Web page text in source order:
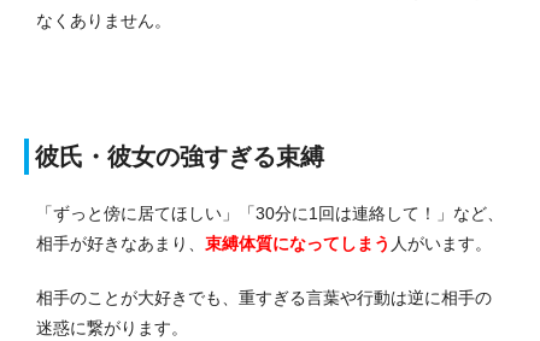
なくありません。
彼氏・彼女の強すぎる束縛
「ずっと傍に居てほしい」「30分に1回は連絡して！」など、
相手が好きなあまり、 束縛体質になってしまう 人がいます。
相手のことが大好きでも、重すぎる言葉や行動は逆に相手の
迷惑に繋がります。